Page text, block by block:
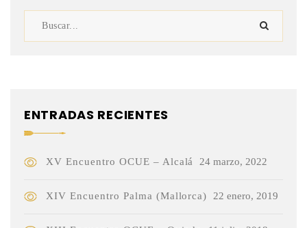
ENTRADAS RECIENTES
XV Encuentro OCUE – Alcalá 24 marzo, 2022
XIV Encuentro Palma (Mallorca) 22 enero, 2019